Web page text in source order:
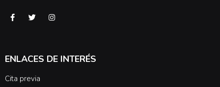
ENLACES DE INTERÉS
Cita previa